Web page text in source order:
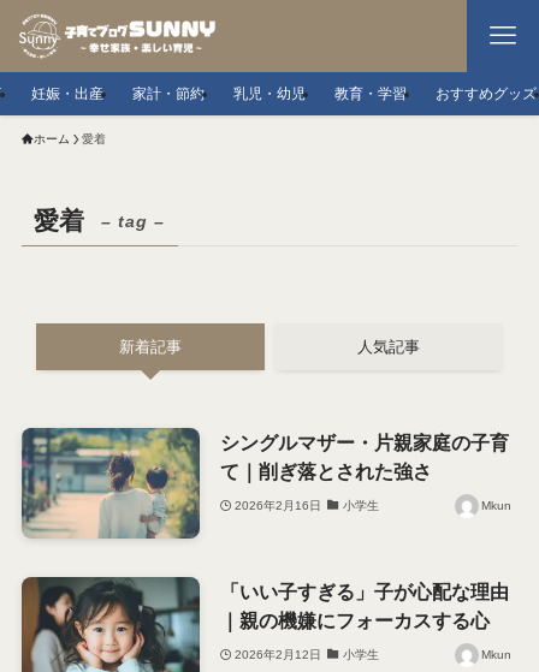
妊娠・出産 家計・節約 乳児・幼児 教育・学習 おすすめグッズ
ホーム 愛着
愛着 – tag –
新着記事 人気記事
シングルマザー・片親家庭の子育
て｜削ぎ落とされた強さ
2026年2月16日 小学生 Mkun
「いい子すぎる」子が心配な理由
｜親の機嫌にフォーカスする心
2026年2月12日 小学生 Mkun